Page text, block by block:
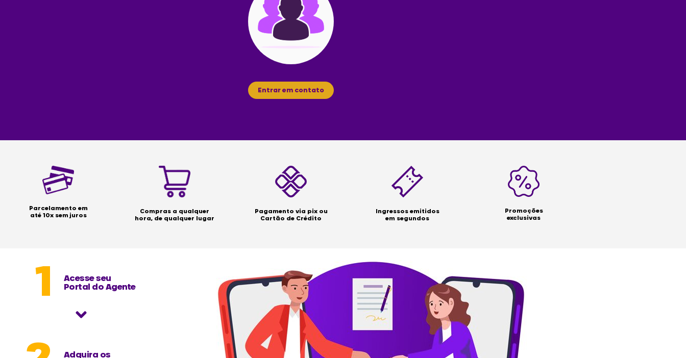
Entrar em contato
Parcelamento em
até 10x sem juros
Compras a qualquer
hora, de qualquer lugar
Pagamento via pix ou
Cartão de Crédito
Ingressos emitidos
em segundos
Promoções
exclusivas
1
Acesse seu
Portal do Agente
Adquira os